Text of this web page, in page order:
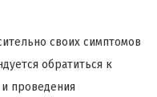
своих симптомов
обратиться к
проведения